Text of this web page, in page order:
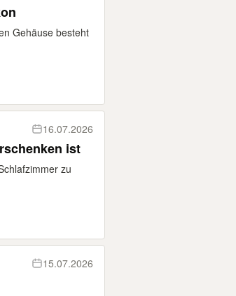
Ikon
Gehäuse besteht
16.07.2026
ist
zu
15.07.2026